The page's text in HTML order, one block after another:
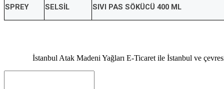
SPREY SELSİL SIVI PAS SÖKÜCÜ 400 ML
İstanbul Atak Madeni Yağları E-Ticaret ile İstanbul ve